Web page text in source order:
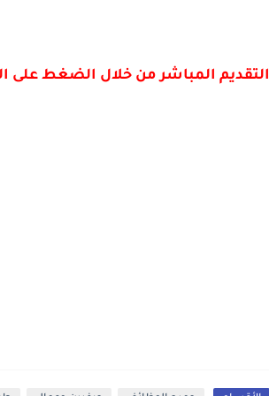
التقديم المباشر من خلال الضغط على